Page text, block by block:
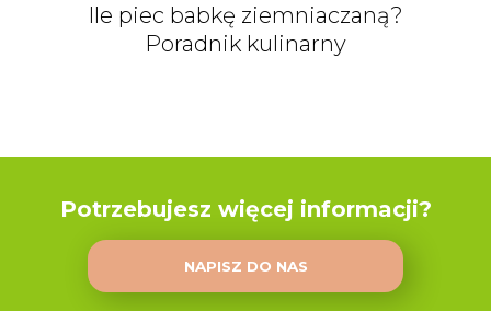
Ile piec babkę ziemniaczaną?
Poradnik kulinarny
Potrzebujesz więcej informacji?
NAPISZ DO NAS